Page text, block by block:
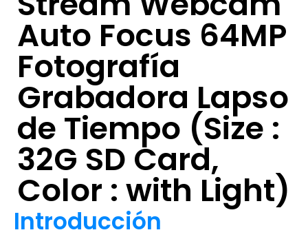
Auto Focus 64MP
Fotografía
Grabadora Lapso
de Tiempo (Size :
32G SD Card,
Color : with Light)
Introducción